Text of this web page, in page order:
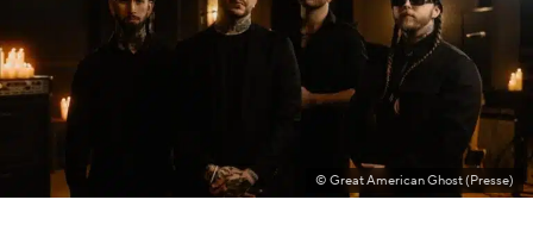
© Great American Ghost (Presse)